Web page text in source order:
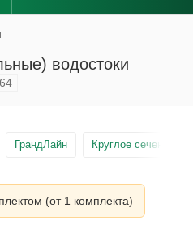
водостоки
ГрандЛайн Круглое сечение
(от 1 комплекта)